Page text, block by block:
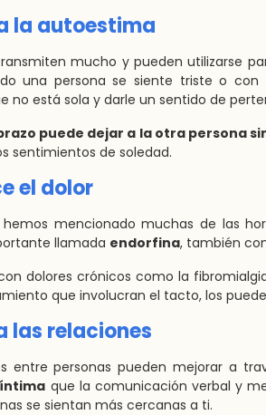
la autoestima
mucho y pueden utilizarse
una persona se siente triste o
no está sola y darle un sentido de
puede dejar a la otra persona
sentimientos de soledad.
el dolor
hemos mencionado muchas de las
llamada endorfina, también
dolores crónicos como la
que involucran el tacto, los
las relaciones
entre personas pueden mejorar a
que la comunicación verbal y
se sientan más cercanas a ti.